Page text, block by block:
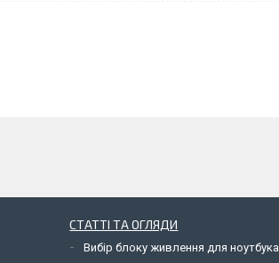
СТАТТІ ТА ОГЛЯДИ
Вибір блоку живлення для ноутбука